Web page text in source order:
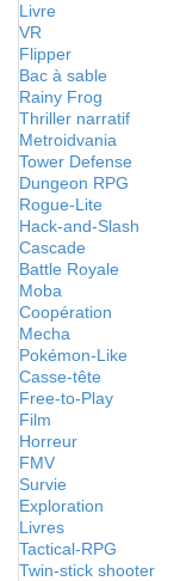
Livre
VR
Flipper
Bac à sable
Rainy Frog
Thriller narratif
Metroidvania
Tower Defense
Dungeon RPG
Rogue-Lite
Hack-and-Slash
Cascade
Battle Royale
Moba
Coopération
Mecha
Pokémon-Like
Casse-tête
Free-to-Play
Film
Horreur
FMV
Survie
Exploration
Livres
Tactical-RPG
Twin-stick shooter